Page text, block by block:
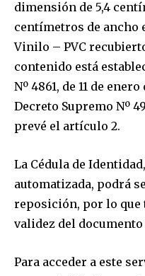
dimensión de 5,4
centímetros de ancho
Vinilo – PVC
contenido está
Nº 4861, de 11 de
Decreto Supremo Nº
prevé el artículo 2.
La Cédula de
automatizada, podrá
reposición, por lo que
validez del
Para acceder a este